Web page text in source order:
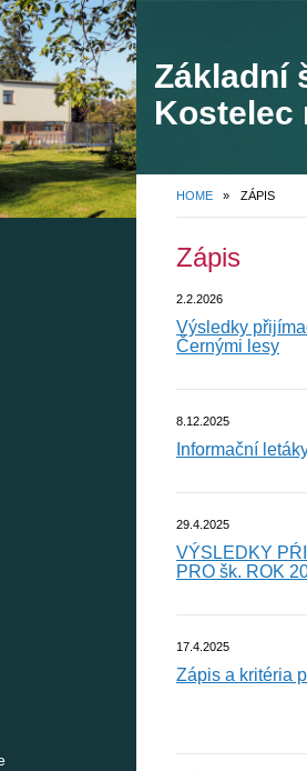
Základní
Kostelec
HOME » ZÁPIS
Zápis
2.2.2026
Výsledky
Černými lesy
8.12.2025
Informační
29.4.2025
VÝSLEDKY
PRO šk. ROK
17.4.2025
Zápis a kritéria